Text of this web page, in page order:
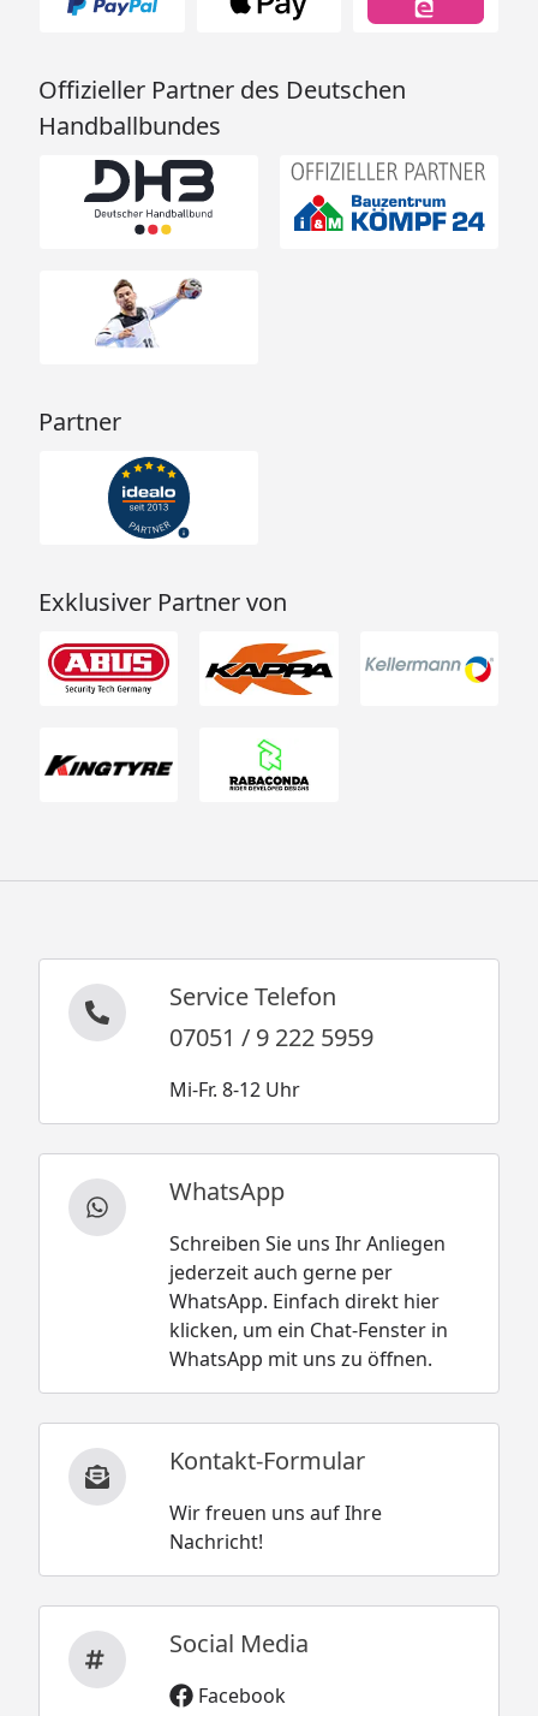
Offizieller Partner des Deutschen
Handballbundes
Partner
Exklusiver Partner von
Service Telefon
07051 / 9 222 5959
Mi-Fr. 8-12 Uhr
WhatsApp
Schreiben Sie uns Ihr Anliegen
jederzeit auch gerne per
WhatsApp. Einfach direkt hier
klicken, um ein Chat-Fenster in
WhatsApp mit uns zu öffnen.
Kontakt-Formular
Wir freuen uns auf Ihre
Nachricht!
Social Media
Facebook